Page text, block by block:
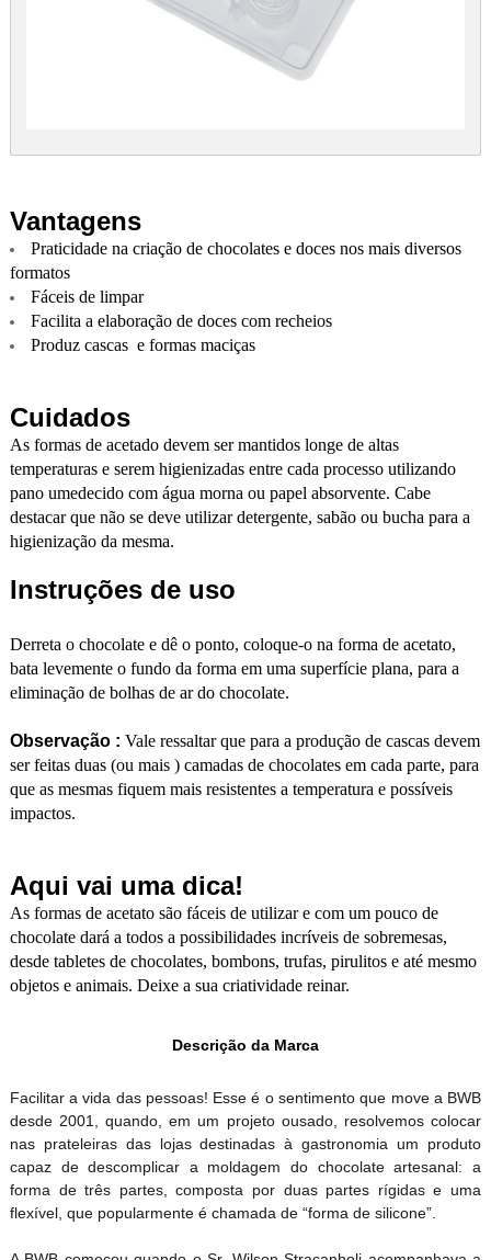
Vantagens
Praticidade na criação de chocolates e doces nos mais diversos
formatos
Fáceis de limpar
Facilita a elaboração de doces com recheios
Produz cascas e formas maciças
Cuidados
As formas de acetado devem ser mantidos longe de altas
temperaturas e serem higienizadas entre cada processo utilizando
pano umedecido com água morna ou papel absorvente. Cabe
destacar que não se deve utilizar detergente, sabão ou bucha para a
higienização da mesma.
Instruções de uso
Derreta o chocolate e dê o ponto, coloque-o na forma de acetato,
bata levemente o fundo da forma em uma superfície plana, para a
eliminação de bolhas de ar do chocolate.
Observação : Vale ressaltar que para a produção de cascas devem
ser feitas duas (ou mais ) camadas de chocolates em cada parte, para
que as mesmas fiquem mais resistentes a temperatura e possíveis
impactos.
Aqui vai uma dica!
As formas de acetato são fáceis de utilizar e com um pouco de
chocolate dará a todos a possibilidades incríveis de sobremesas,
desde tabletes de chocolates, bombons, trufas, pirulitos e até mesmo
objetos e animais. Deixe a sua criatividade reinar.
Descrição da Marca
Facilitar a vida das pessoas! Esse é o sentimento que move a BWB
desde 2001, quando, em um projeto ousado, resolvemos colocar
nas prateleiras das lojas destinadas à gastronomia um produto
capaz de descomplicar a moldagem do chocolate artesanal: a
forma de três partes, composta por duas partes rígidas e uma
flexível, que popularmente é chamada de “forma de silicone”.